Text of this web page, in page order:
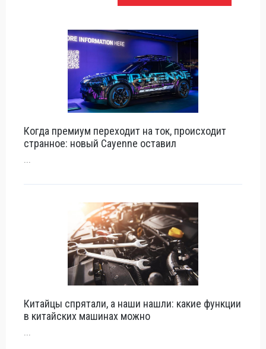
Когда премиум переходит на ток, происходит
странное: новый Cayenne оставил
Китайцы спрятали, а наши нашли: какие функции
в китайских машинах можно